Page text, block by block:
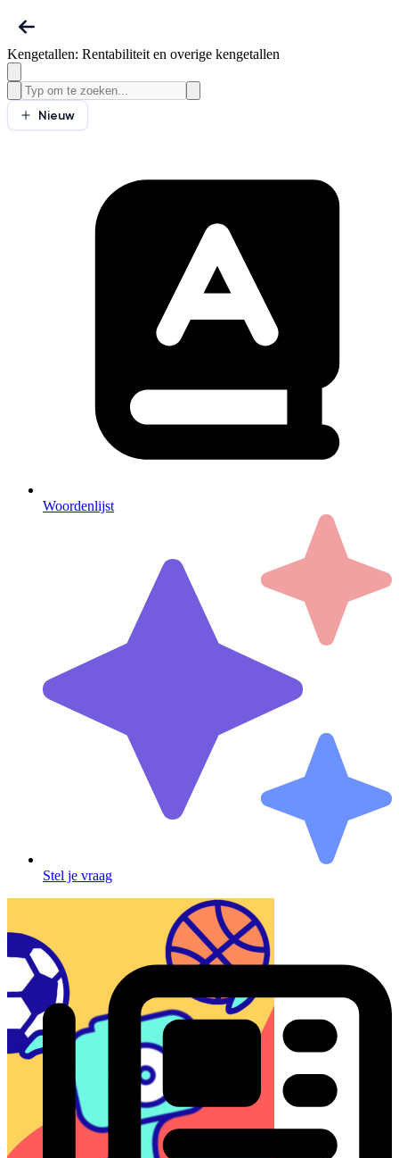
Kengetallen: Rentabiliteit en overige kengetallen
Nieuw
Woordenlijst
Stel je vraag